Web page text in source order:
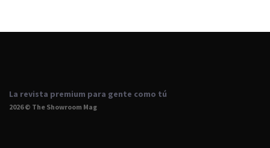
La revista premium para gente como tú
2026 © The Showroom Mag